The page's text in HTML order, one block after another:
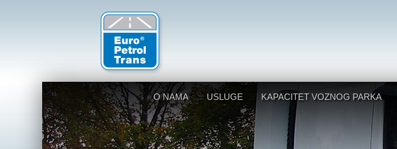
O NAMA USLUGE KAPACITET VOZNOG PARKA